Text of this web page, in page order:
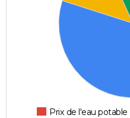
Prix de l'eau potable